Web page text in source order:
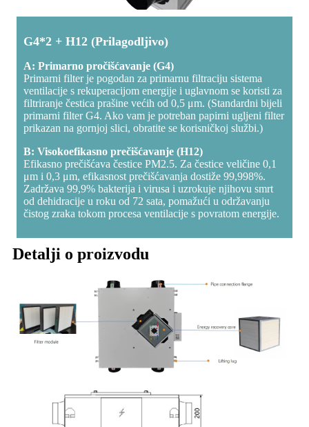
G4*2 + H12 (Prilagodljivo)
A: Primarno pročišćavanje (G4)
Primarni filter je pogodan za primarnu filtraciju sistema
ventilacije s rekuperacijom energije i uglavnom se koristi za
filtriranje čestica prašine većih od 0,5 μm. (Standardni bijeli
primarni filter G4. Ako vam je potreban papirni ugljeni filter
prikazan na gornjoj slici, obratite se korisničkoj službi.)
B: Visokoefikasno prečišćavanje (H12)
Efikasno prečišćava čestice PM2.5. Za čestice veličine 0,1
μm i 0,3 μm, efikasnost prečišćavanja dostiže 99,998%.
Zadržava 99,9% bakterija i virusa i uzrokuje njihovu smrt
od dehidracije u roku od 72 sata, pomažući u održavanju
čistog zraka tokom procesa ventilacije s povratom energije.
Detalji o proizvodu